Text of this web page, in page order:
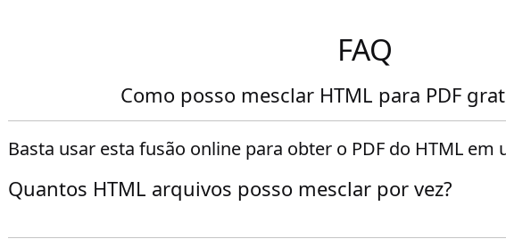
FAQ
Como posso mesclar HTML para PDF
Basta usar esta fusão online para obter o PDF do HTML em
Quantos HTML arquivos posso mesclar por vez?